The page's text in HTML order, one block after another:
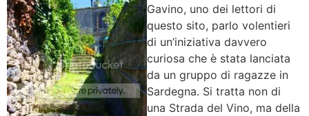
Gavino, uno dei lettori di
questo sito, parlo volentieri
di un’iniziativa davvero
curiosa che è stata lanciata
da un gruppo di ragazze in
Sardegna. Si tratta non di
una Strada del Vino, ma della